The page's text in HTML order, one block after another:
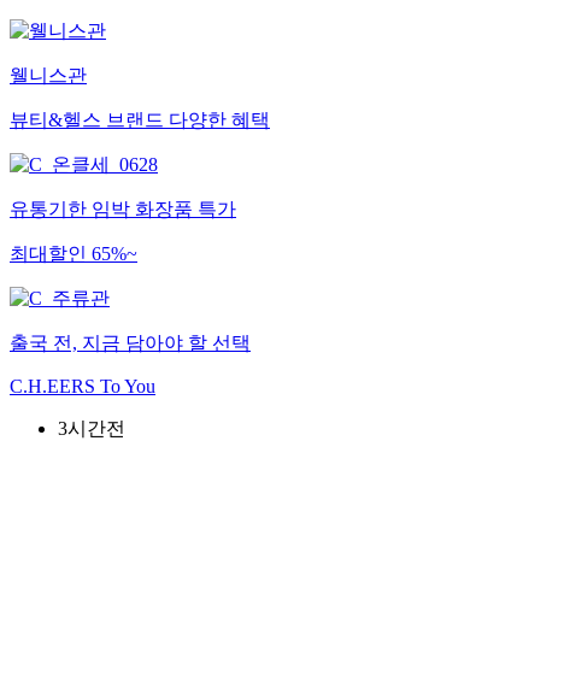
웰니스관
뷰티&헬스 브랜드 다양한 혜택
유통기한 임박 화장품 특가
최대할인 65%~
출국 전, 지금 담아야 할 선택
C.H.EERS To You
3시간전